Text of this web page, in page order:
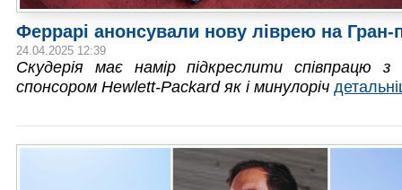
Феррарі анонсували нову ліврею на Гран-
24.04.2025 12:39
Скудерія має намір підкреслити співпрацю
спонсором Hewlett-Packard як і минулоріч